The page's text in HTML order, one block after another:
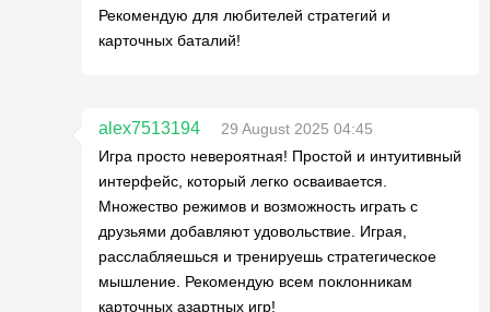
Рекомендую для любителей стратегий и
карточных баталий!
alex7513194
29 August 2025 04:45
Игра просто невероятная! Простой и интуитивный
интерфейс, который легко осваивается.
Множество режимов и возможность играть с
друзьями добавляют удовольствие. Играя,
расслабляешься и тренируешь стратегическое
мышление. Рекомендую всем поклонникам
карточных азартных игр!